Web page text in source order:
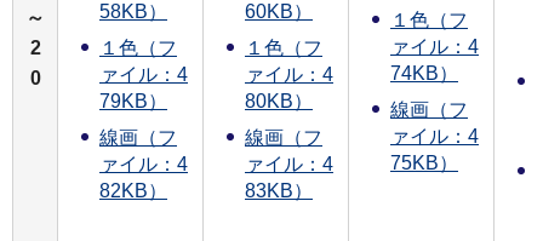
～
2
0
58KB）
１色（フ
ァイル：4
79KB）
線画（フ
ァイル：4
82KB）
60KB）
１色（フ
ァイル：4
80KB）
線画（フ
ァイル：4
83KB）
１色（フ
ァイル：4
74KB）
線画（フ
ァイル：4
75KB）